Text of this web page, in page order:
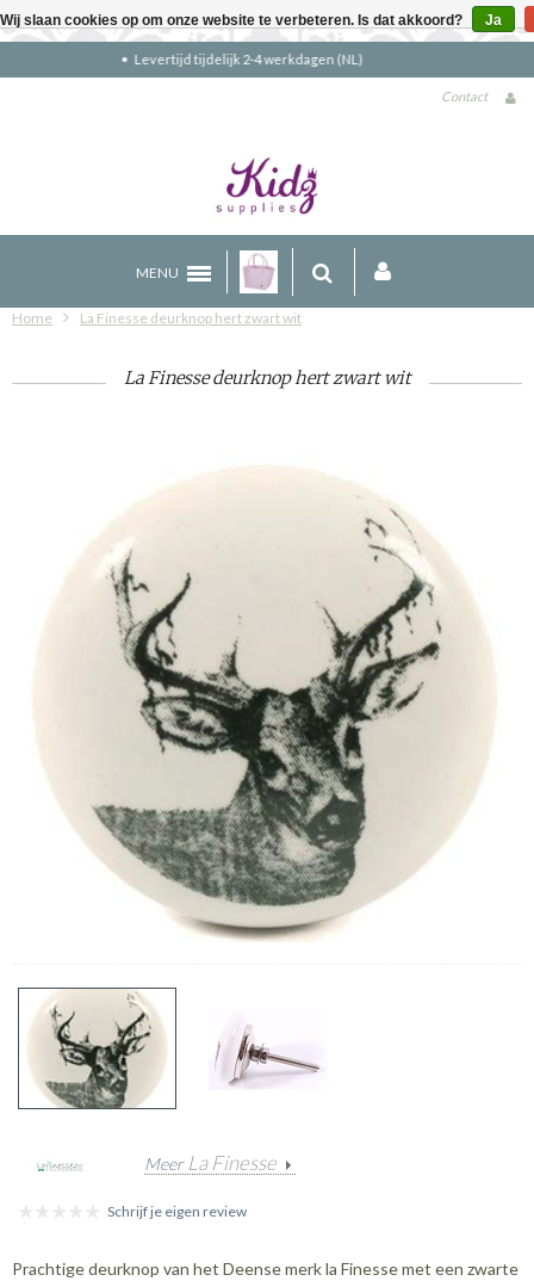
Gratis verzending boven €90 (NL)
Contact
MENU
Home La Finesse deurknop hert zwart wit
La Finesse deurknop hert zwart wit
Meer La Finesse
Schrijf je eigen review
Prachtige deurknop van het Deense merk la Finesse met een zwarte
Wij slaan cookies op om onze website te verbeteren. Is dat akkoord? Ja